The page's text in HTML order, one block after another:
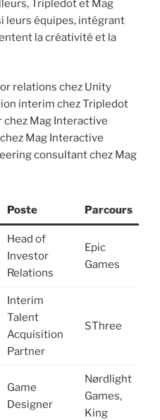
Tripledot et Mag
leurs équipes, intégrant
la créativité et la
relations chez Unity
interim chez Tripledot
chez Mag Interactive
Mag Interactive
consultant chez Mag
Poste Parcours
Head of
Investor
Relations
Epic
Games
Interim
Talent
Acquisition
Partner
SThree
Game
Designer
Nørdlight
Games,
King